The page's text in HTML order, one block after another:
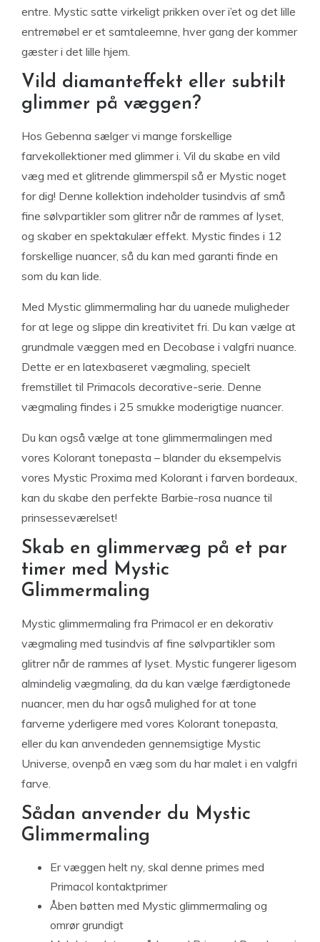
entre. Mystic satte virkeligt prikken over i’et og det lille
entremøbel er et samtaleemne, hver gang der kommer
gæster i det lille hjem.
Vild diamanteffekt eller subtilt
glimmer på væggen?
Hos Gebenna sælger vi mange forskellige
farvekollektioner med glimmer i. Vil du skabe en vild
væg med et glitrende glimmerspil så er Mystic noget
for dig! Denne kollektion indeholder tusindvis af små
fine sølvpartikler som glitrer når de rammes af lyset,
og skaber en spektakulær effekt. Mystic findes i 12
forskellige nuancer, så du kan med garanti finde en
som du kan lide.
Med Mystic glimmermaling har du uanede muligheder
for at lege og slippe din kreativitet fri. Du kan vælge at
grundmale væggen med en Decobase i valgfri nuance.
Dette er en latexbaseret vægmaling, specielt
fremstillet til Primacols decorative-serie. Denne
vægmaling findes i 25 smukke moderigtige nuancer.
Du kan også vælge at tone glimmermalingen med
vores Kolorant tonepasta – blander du eksempelvis
vores Mystic Proxima med Kolorant i farven bordeaux,
kan du skabe den perfekte Barbie-rosa nuance til
prinsesseværelset!
Skab en glimmervæg på et par
timer med Mystic
Glimmermaling
Mystic glimmermaling fra Primacol er en dekorativ
vægmaling med tusindvis af fine sølvpartikler som
glitrer når de rammes af lyset. Mystic fungerer ligesom
almindelig vægmaling, da du kan vælge færdigtonede
nuancer, men du har også mulighed for at tone
farverne yderligere med vores Kolorant tonepasta,
eller du kan anvendeden gennemsigtige Mystic
Universe, ovenpå en væg som du har malet i en valgfri
farve.
Sådan anvender du Mystic
Glimmermaling
Er væggen helt ny, skal denne primes med
Primacol kontaktprimer
Åben bøtten med Mystic glimmermaling og
omrør grundigt